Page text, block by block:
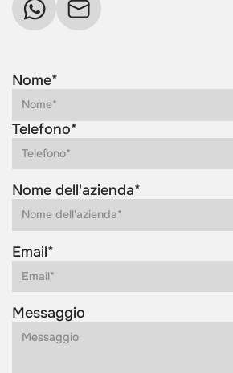
Nome*
Telefono*
Nome dell'azienda*
Email*
Messaggio